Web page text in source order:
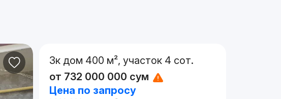
3к дом 400 м², участок 4 сот.
от 732 000 000 сум
Цена по запросу